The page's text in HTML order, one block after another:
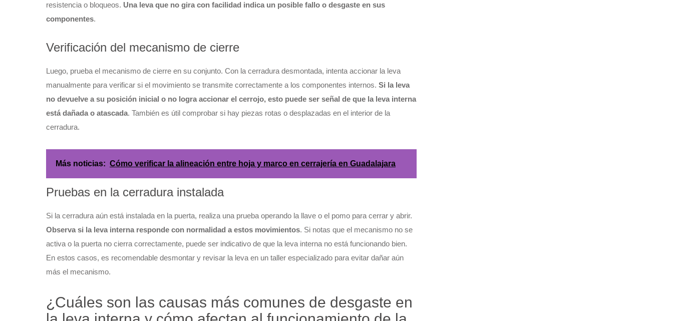
resistencia o bloqueos. Una leva que no gira con facilidad indica un posible fallo o desgaste en sus
componentes.
Verificación del mecanismo de cierre
Luego, prueba el mecanismo de cierre en su conjunto. Con la cerradura desmontada, intenta accionar la leva
manualmente para verificar si el movimiento se transmite correctamente a los componentes internos. Si la leva
no devuelve a su posición inicial o no logra accionar el cerrojo, esto puede ser señal de que la leva interna
está dañada o atascada. También es útil comprobar si hay piezas rotas o desplazadas en el interior de la
cerradura.
Más noticias: Cómo verificar la alineación entre hoja y marco en cerrajería en Guadalajara
Pruebas en la cerradura instalada
Si la cerradura aún está instalada en la puerta, realiza una prueba operando la llave o el pomo para cerrar y abrir.
Observa si la leva interna responde con normalidad a estos movimientos. Si notas que el mecanismo no se
activa o la puerta no cierra correctamente, puede ser indicativo de que la leva interna no está funcionando bien.
En estos casos, es recomendable desmontar y revisar la leva en un taller especializado para evitar dañar aún
más el mecanismo.
¿Cuáles son las causas más comunes de desgaste en